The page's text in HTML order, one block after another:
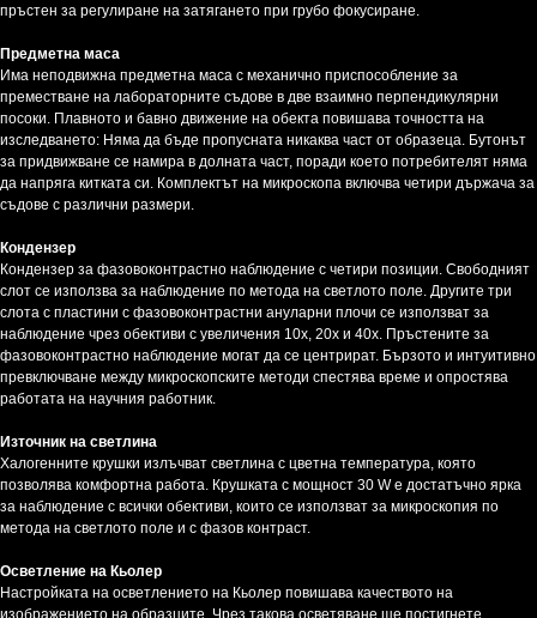
пръстен за регулиране на затягането при грубо фокусиране.
Предметна маса
Има неподвижна предметна маса с механично приспособление за
преместване на лабораторните съдове в две взаимно перпендикулярни
посоки. Плавното и бавно движение на обекта повишава точността на
изследването: Няма да бъде пропусната никаква част от образеца. Бутонът
за придвижване се намира в долната част, поради което потребителят няма
да напряга китката си. Комплектът на микроскопа включва четири държача за
съдове с различни размери.
Кондензер
Кондензер за фазовоконтрастно наблюдение с четири позиции. Свободният
слот се използва за наблюдение по метода на светлото поле. Другите три
слота с пластини с фазовоконтрастни ануларни плочи се използват за
наблюдение чрез обективи с увеличения 10x, 20x и 40x. Пръстените за
фазовоконтрастно наблюдение могат да се центрират. Бързото и интуитивно
превключване между микроскопските методи спестява време и опростява
работата на научния работник.
Източник на светлина
Халогенните крушки излъчват светлина с цветна температура, която
позволява комфортна работа. Крушката с мощност 30 W е достатъчно ярка
за наблюдение с всички обективи, които се използват за микроскопия по
метода на светлото поле и с фазов контраст.
Осветление на Кьолер
Настройката на осветлението на Кьолер повишава качеството на